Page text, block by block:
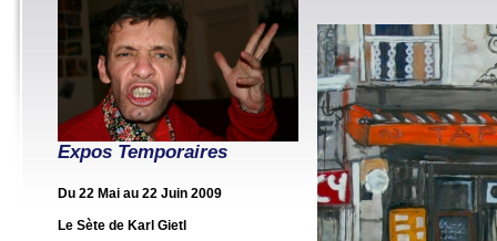
Expos Temporaires
Du 22 Mai au 22 Juin 2009
Le Sète de Karl Gietl